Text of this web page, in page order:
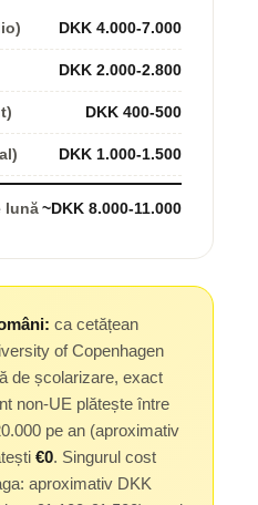
DKK 4.000-7.000
DKK 2.000-2.800
DKK 400-500
DKK 1.000-1.500
lună~DKK 8.000-11.000
ca cetățean
of Copenhagen
de școlarizare, exact
non-UE plătește între
pe an (aproximativ
€0. Singurul cost
aproximativ DKK